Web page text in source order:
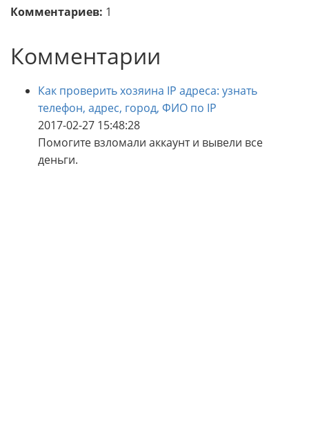
Комментариев: 1
Комментарии
Как проверить хозяина IP адреса: узнать
телефон, адрес, город, ФИО по IP
2017-02-27 15:48:28
Помогите взломали аккаунт и вывели все
деньги.